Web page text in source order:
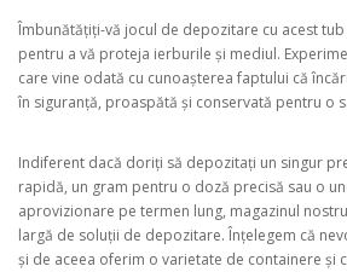
Îmbunătățiți-vă jocul de depozitare cu acest
pentru a vă proteja ierburile și mediul.
care vine odată cu cunoașterea faptului că
în siguranță, proaspătă și conservată pentru o
Indiferent dacă doriți să depozitați un singur
rapidă, un gram pentru o doză precisă sau o
aprovizionare pe termen lung, magazinul
largă de soluții de depozitare. Înțelegem că
și de aceea oferim o varietate de containere și